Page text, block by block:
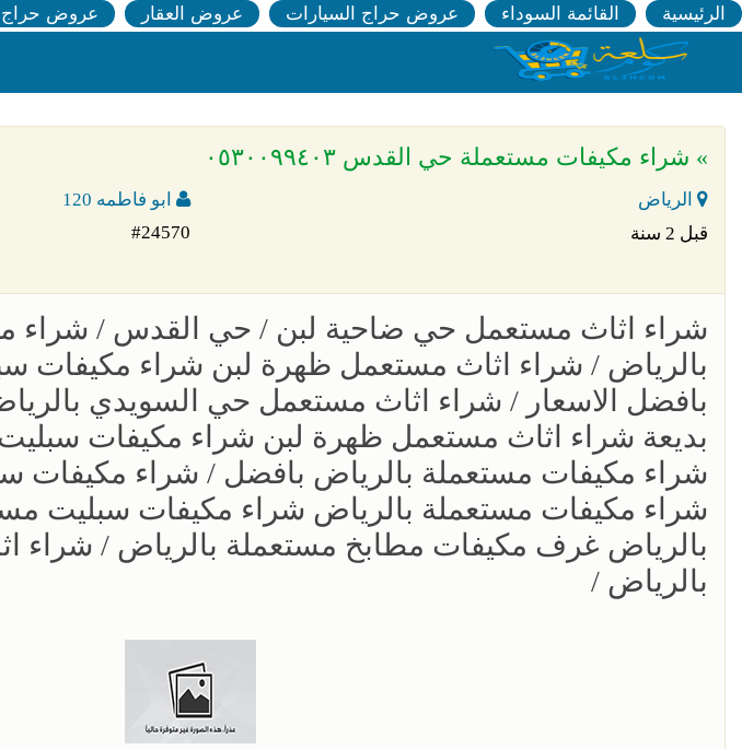
الرئيسية القائمة السوداء عروض حراج السيارات عروض العقار عروض حراج
» شراء مكيفات مستعملة حي القدس ٠٥٣٠٠٩٩٤٠٣
الرياض
ابو فاطمه 120
قبل 2 سنة
#24570
شراء اثاث مستعمل حي ضاحية لبن / حي القدس / شراء
بالرياض / شراء اثاث مستعمل ظهرة لبن شراء مكيفات
بافضل الاسعار / شراء اثاث مستعمل حي السويدي
بديعة شراء اثاث مستعمل ظهرة لبن شراء مكيفات
شراء مكيفات مستعملة بالرياض بافضل / شراء مكيفات
شراء مكيفات مستعملة بالرياض شراء مكيفات سبليت
بالرياض غرف مكيفات مطابخ مستعملة بالرياض / شراء
بالرياض /